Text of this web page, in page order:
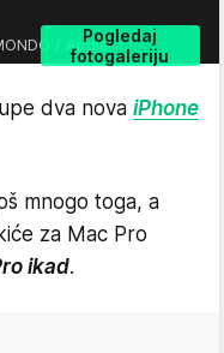
Pogledaj
fotogaleriju
/ Apple
dva nova iPhone
mnogo toga, a
za Mac Pro
ikad.